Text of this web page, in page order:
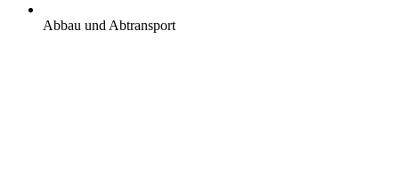
Abbau und Abtransport